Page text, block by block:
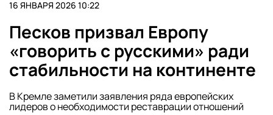
16 ЯНВАРЯ 2026 10:22
Песков призвал Европу
«говорить с русскими» ради
стабильности на континенте
В Кремле заметили заявления ряда европейских
лидеров о необходимости реставрации отношений